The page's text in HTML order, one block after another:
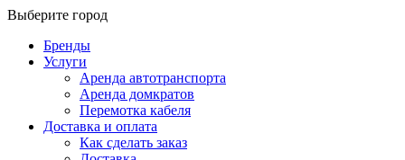
Выберите город
Бренды
Услуги
Аренда автотранспорта
Аренда домкратов
Перемотка кабеля
Доставка и оплата
Как сделать заказ